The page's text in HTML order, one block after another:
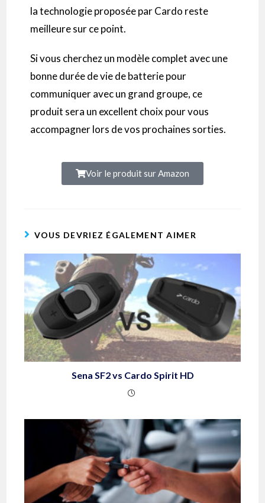
la technologie proposée parCardo reste
meilleure sur ce point.
Si vous cherchez un modèle complet avec une
bonne durée de vie de batterie pour
communiquer avec un grand groupe, ce
produit sera un excellent choix pour vous
accompagner lors de vos prochaines sorties.
Voir le produit sur Amazon
VOUS DEVRIEZ ÉGALEMENT AIMER
Sena SF2 vs Cardo Spirit HD